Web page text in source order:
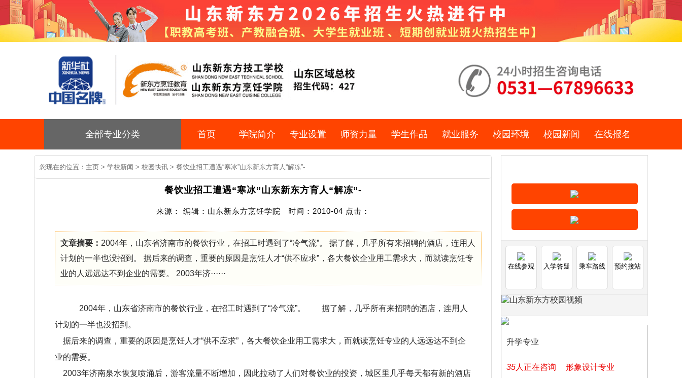
全部专业分类 首页 学院简介 专业设置 师资力量 学生作品 就业服务 校园环境 校园新闻 在线报名
您现在的位置： 主页 > 学校新闻 > 校园快讯 > 餐饮业招工遭遇“寒冰”山东新东方育人“解冻”-
餐饮业招工遭遇“寒冰”山东新东方育人“解冻”-
来源： 编辑：山东新东方烹饪学院 时间：2010-04 点击：
文章摘要： 2004年，山东省济南市的餐饮行业，在招工时遇到了“冷气流”。 据了解，几乎所有来招聘的酒店，连用人
计划的一半也没招到。 据后来的调查，重要的原因是烹饪人才“供不应求”，各大餐饮企业用工需求大，而就读烹饪专
业的人远远达不到企业的需要。 2003年济······
2004年，山东省济南市的餐饮行业，在招工时遇到了“冷气流”。 据了解，几乎所有来招聘的酒店，连用人
计划的一半也没招到。
据后来的调查，重要的原因是烹饪人才“供不应求”，各大餐饮企业用工需求大，而就读烹饪专业的人远远达不到企
业的需要。
2003年济南泉水恢复喷涌后，游客流量不断增加，因此拉动了人们对餐饮业的投资，城区里几乎每天都有新的酒店
在线参观 入学答疑 乘车路线 预约接站
升学专业
35人正在咨询 形象设计专业